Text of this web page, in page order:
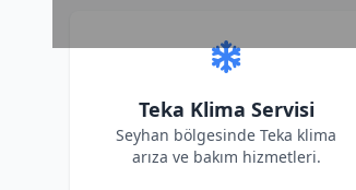
Teka Klima Servisi
Seyhan bölgesinde Teka klima
arıza ve bakım hizmetleri.